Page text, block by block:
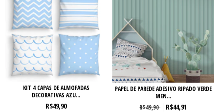
KIT 4 CAPAS DE ALMOFADAS
DECORATIVAS AZU...
R$49,90
PAPEL DE PAREDE ADESIVO RIPADO VERDE
MEN...
R$49,90
R$44,91